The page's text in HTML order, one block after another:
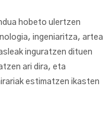
hobeto ulertzen
ingeniaritza, artea
inguratzen dituen
ari dira, eta
estimatzen ikasten